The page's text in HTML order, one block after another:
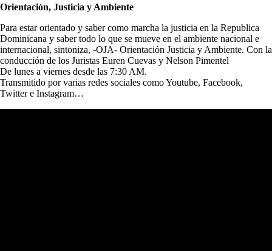
Orientación, Justicia y Ambiente
Para estar orientado y saber como marcha la justicia en la Republica
Dominicana y saber todo lo que se mueve en el ambiente nacional e
internacional, sintoniza, -OJA- Orientación Justicia y Ambiente. Con la
conducción de los Juristas Euren Cuevas y Nelson Pimentel
De lunes a viernes desde las 7:30 AM.
Transmitido por varias redes sociales como Youtube, Facebook,
Twitter e Instagram…